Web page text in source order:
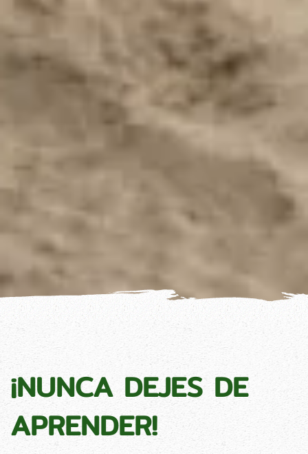
¡NUNCA DEJES DE
APRENDER!